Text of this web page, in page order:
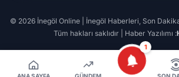
1
© 2026 İnegöl Online | İnegöl Haberleri, Son
Tüm hakları saklıdır | Haber Yazılımı :